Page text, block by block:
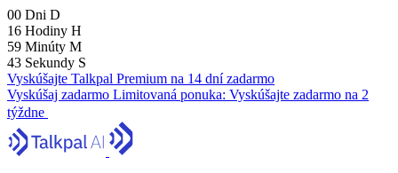
00 Dni D
16 Hodiny H
59 Minúty M
41 Sekundy S
Vyskúšajte Talkpal Premium na 14 dní zadarmo
Vyskúšaj zadarmo Limitovaná ponuka: Vyskúšajte zadarmo na 2
týždne